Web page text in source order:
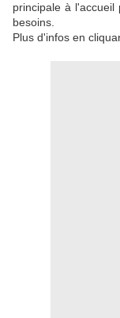
principale à
besoins.
Plus d'infos en